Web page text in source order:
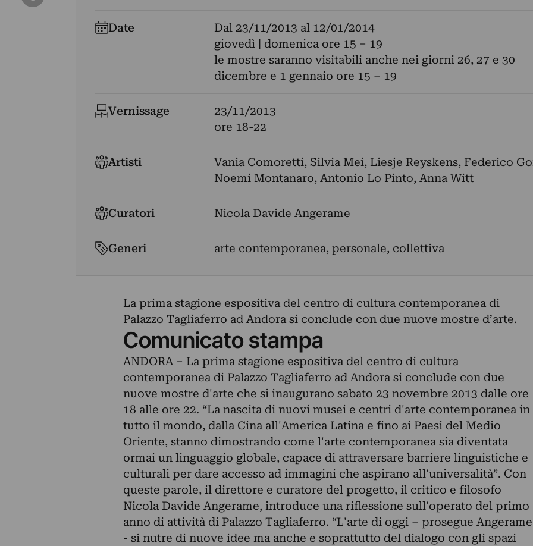
Date Dal 23/11/2013 al 12/01/2014
giovedì | domenica ore 15 – 19
le mostre saranno visitabili anche nei giorni 26, 27 e 30
dicembre e 1 gennaio ore 15 – 19
Vernissage
23/11/2013
ore 18-22
Artisti Vania Comoretti, Silvia Mei, Liesje Reyskens, Federico
Noemi Montanaro, Antonio Lo Pinto, Anna Witt
Curatori Nicola Davide Angerame
Generi arte contemporanea, personale, collettiva
La prima stagione espositiva del centro di cultura contemporanea di
Palazzo Tagliaferro ad Andora si conclude con due nuove mostre d’arte.
Comunicato stampa
ANDORA – La prima stagione espositiva del centro di cultura
contemporanea di Palazzo Tagliaferro ad Andora si conclude con due
nuove mostre d'arte che si inaugurano sabato 23 novembre 2013 dalle ore
18 alle ore 22. “La nascita di nuovi musei e centri d'arte contemporanea in
tutto il mondo, dalla Cina all'America Latina e fino ai Paesi del Medio
Oriente, stanno dimostrando come l'arte contemporanea sia diventata
ormai un linguaggio globale, capace di attraversare barriere linguistiche e
culturali per dare accesso ad immagini che aspirano all'universalità”. Con
queste parole, il direttore e curatore del progetto, il critico e filosofo
Nicola Davide Angerame, introduce una riflessione sull'operato del primo
anno di attività di Palazzo Tagliaferro. “L'arte di oggi – prosegue Angerame
- si nutre di nuove idee ma anche e soprattutto del dialogo con gli spazi